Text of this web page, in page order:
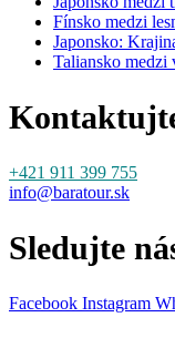
Fínsko medzi
Japonsko:
Taliansko medzi
+421 911 399 755
info@baratour.sk
Sledujte
Facebook Instagram